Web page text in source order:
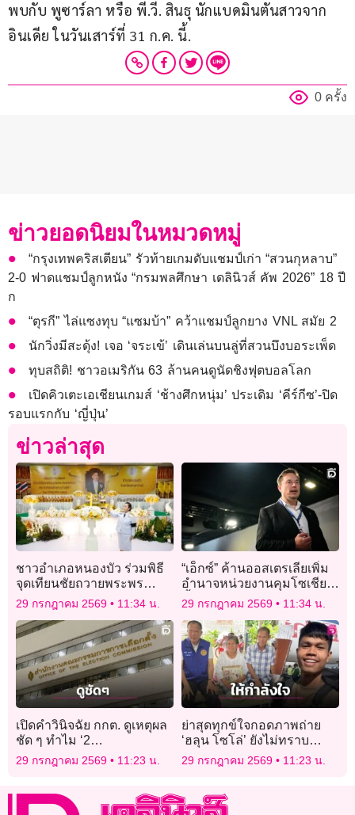
พบกับ พูซาร์ลา หรือ พี.วี. สินธุ นักแบดมินตันสาวจาก
อินเดีย ในวันเสาร์ที่ 31 ก.ค. นี้.
0 ครั้ง
ข่าวยอดนิยมในหมวดหมู่
“กรุงเทพคริสเตียน” รัวท้ายเกมดับแชมป์เก่า “สวนกุหลาบ”
2-0 ฟาดแชมป์ลูกหนัง “กรมพลศึกษา เดลินิวส์ คัพ 2026” 18 ปี
ก
“ตุรกี” ไล่แซงทุบ “แซมบ้า” คว้าแชมป์ลูกยาง VNL สมัย 2
นักวิ่งมีสะดุ้ง! เจอ ‘จระเข้’ เดินเล่นบนลู่ที่สวนบึงบอระเพ็ด
ทุบสถิติ! ชาวอเมริกัน 63 ล้านคนดูนัดชิงฟุตบอลโลก
เปิดคิวเตะเอเชียนเกมส์ ‘ช้างศึกหนุ่ม’ ประเดิม ‘คีร์กีซ’-ปิด
รอบแรกกับ ‘ญี่ปุ่น’
ข่าวล่าสุด
ชาวอำเภอหนองบัว ร่วมพิธี
จุดเทียนชัยถวายพระพร
ชัยมงคล เฉลิม
พระชนมพรรษา พระบาท
สมเด็จพระเจ้าอยู่หัว
29 กรกฎาคม 2569 11:34 น.
“เอ็กซ์” ค้านออสเตรเลียเพิ่ม
อำนาจหน่วยงานคุมโซเชียล
ชี้กระทบกฎหมายสากล
29 กรกฎาคม 2569 11:34 น.
เปิดคำวินิจฉัย กกต. ดูเหตุผล
ชัด ๆ ทำไม ‘2
สว.อำนาจเจริญ’ คุณสมบัติ
ผ่านฉลุยนั่งเก้าอี้ สว.ได้
29 กรกฎาคม 2569 11:23 น.
ย่าสุดทุกข์ใจกอดภาพถ่าย
‘ฮลุน โซโล่’ ยังไม่ทราบ
ชะตากรรมหลานชาย
29 กรกฎาคม 2569 11:23 น.